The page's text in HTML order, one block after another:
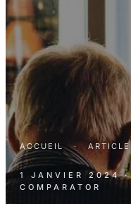
ACCUEIL ·
1 JANVIER 2024
COMPARATOR